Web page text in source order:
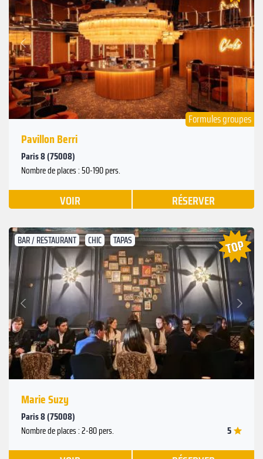
Précédent
Suivant
Formules groupes
Pavillon Berri
Paris 8 (75008)
Nombre de places : 50-190 pers.
VOIR RÉSERVER
BAR / RESTAURANT CHIC TAPAS
Précédent
Suivant
Marie Suzy
Paris 8 (75008)
Nombre de places : 2-80 pers. 5